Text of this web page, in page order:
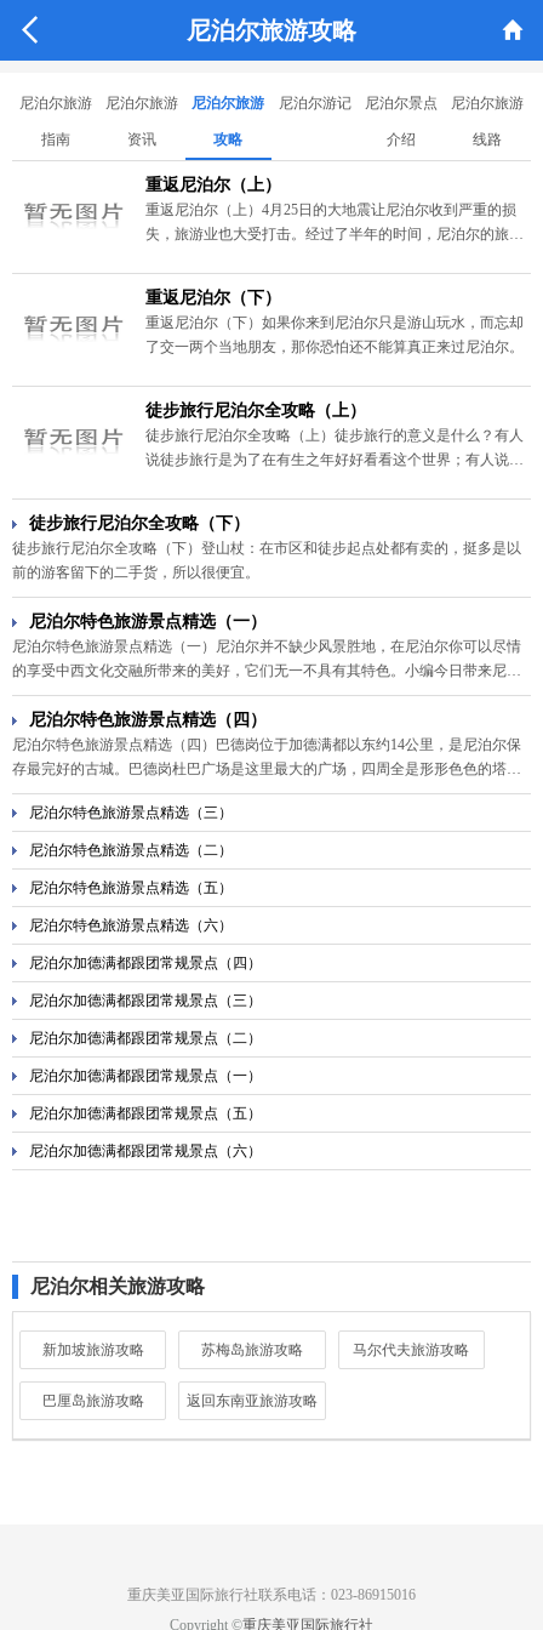
 尼泊尔旅游攻略 
尼泊尔旅游
指南
尼泊尔旅游
资讯
尼泊尔旅游
攻略
尼泊尔游记 尼泊尔景点
介绍
尼泊尔旅游
线路
重返尼泊尔（上）
重返尼泊尔（上）4月25日的大地震让尼泊尔收到严重的损
失，旅游业也大受打击。经过了半年的时间，尼泊尔的旅游
重返尼泊尔（下）
重返尼泊尔（下）如果你来到尼泊尔只是游山玩水，而忘却
了交一两个当地朋友，那你恐怕还不能算真正来过尼泊尔。
徒步旅行尼泊尔全攻略（上）
徒步旅行尼泊尔全攻略（上）徒步旅行的意义是什么？有人
说徒步旅行是为了在有生之年好好看看这个世界；有人说徒
尼泊尔全攻略，让你感受徒步旅行不仅是为了看风景，而是
别样的人生体验。
徒步旅行尼泊尔全攻略（下）
徒步旅行尼泊尔全攻略（下）登山杖：在市区和徒步起点处都有卖的，挺多是以
前的游客留下的二手货，所以很便宜。
尼泊尔特色旅游景点精选（一）
尼泊尔特色旅游景点精选（一）尼泊尔并不缺少风景胜地，在尼泊尔你可以尽情
的享受中西文化交融所带来的美好，它们无一不具有其特色。小编今日带来尼泊
尔特色旅游景点精选，快来看看与常规景点不一样的魅力吧！
尼泊尔特色旅游景点精选（四）
尼泊尔特色旅游景点精选（四）巴德岗位于加德满都以东约14公里，是尼泊尔保
存最完好的古城。巴德岗杜巴广场是这里最大的广场，四周全是形形色色的塔
寺，包括马拉王朝的王宫及许多独具特色的神殿、庙宇、佛塔、雕像等，有“露天
博物馆”之称。
尼泊尔特色旅游景点精选（三）
尼泊尔特色旅游景点精选（二）
尼泊尔特色旅游景点精选（五）
尼泊尔特色旅游景点精选（六）
尼泊尔加德满都跟团常规景点（四）
尼泊尔加德满都跟团常规景点（三）
尼泊尔加德满都跟团常规景点（二）
尼泊尔加德满都跟团常规景点（一）
尼泊尔加德满都跟团常规景点（五）
尼泊尔加德满都跟团常规景点（六）
尼泊尔相关旅游攻略
新加坡旅游攻略 苏梅岛旅游攻略 马尔代夫旅游攻略
巴厘岛旅游攻略 返回东南亚旅游攻略
重庆美亚国际旅行社联系电话：023-86915016
Copyright ©重庆美亚国际旅行社